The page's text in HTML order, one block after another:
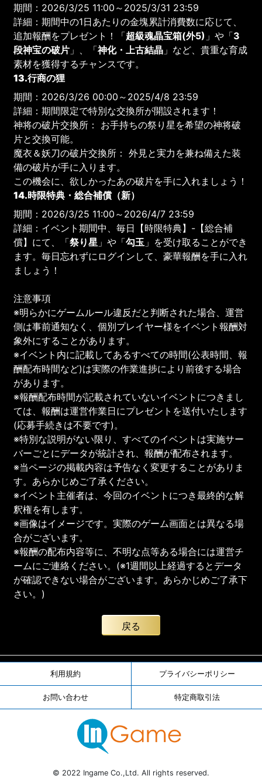
期間：2026/3/25 11:00～2025/3/31 23:59
詳細：期間中の1日あたりの金塊累計消費数に応じて、
追加報酬をプレゼント！「超級魂晶宝箱(外5) 」や「3
段神宝の破片 」、「神化・上古結晶 」など、貴重な育成
素材を獲得するチャンスです。
13.行商の狸
期間：2026/3/26 00:00～2025/4/8 23:59
詳細：期間限定で特別な交換所が開設されます！
神将の破片交換所： お手持ちの祭り星を希望の神将破
片と交換可能。
魔衣＆妖刀の破片交換所： 外見と実力を兼ね備えた装
備の破片が手に入ります。
この機会に、欲しかったあの破片を手に入れましょう！
14.時限特典・総合補償（新）
期間：2026/3/25 11:00～2026/4/7 23:59
詳細：イベント期間中、毎日【時限特典】-【総合補
償】にて、「祭り星 」や「勾玉 」を受け取ることができ
ます。毎日忘れずにログインして、豪華報酬を手に入れ
ましょう！
注意事項
※明らかにゲームルール違反だと判断された場合、運営
側は事前通知なく、個別プレイヤー様をイベント報酬対
象外にすることがあります。
※イベント内に記載してあるすべての時間(公表時間、報
酬配布時間など)は実際の作業進捗により前後する場合
があります。
※報酬配布時間が記載されていないイベントにつきまし
ては、報酬は運営作業日にプレゼントを送付いたします
(応募手続きは不要です)。
※特別な説明がない限り、すべてのイベントは実施サー
バーごとにデータが統計され、報酬が配布されます。
※当ページの掲載内容は予告なく変更することがありま
す。あらかじめご了承ください。
※イベント主催者は、今回のイベントにつき最終的な解
釈権を有します。
※画像はイメージです。実際のゲーム画面とは異なる場
合がございます。
※報酬の配布内容等に、不明な点等ある場合には運営チ
ームにご連絡ください。(※1週間以上経過するとデータ
が確認できない場合がございます。あらかじめご了承下
さい。)
戻る
利用規約 プライバシーポリシー
お問い合わせ 特定商取引法
© 2022 Ingame Co.,Ltd. All rights reserved.